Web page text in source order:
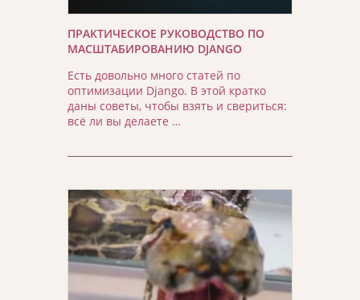
ПРАКТИЧЕСКОЕ РУКОВОДСТВО ПО
МАСШТАБИРОВАНИЮ DJANGO
Есть довольно много статей по
оптимизации Django. В этой кратко
даны советы, чтобы взять и свериться:
всё ли вы делаете …